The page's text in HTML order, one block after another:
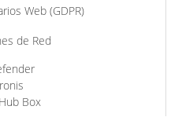
Web (GDPR)
de Red
Box